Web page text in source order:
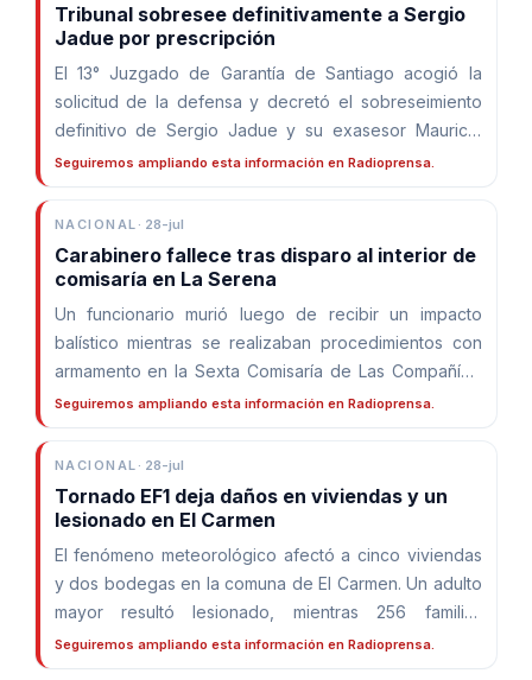
Tribunal sobresee definitivamente a Sergio
Jadue por prescripción
El 13° Juzgado de Garantía de Santiago acogió la
solicitud de la defensa y decretó el sobreseimiento
definitivo de Sergio Jadue y su exasesor Mauricio
Etcheverry por prescripción de la acción penal.
Seguiremos ampliando esta información en Radioprensa.
NACIONAL · 28-jul
Carabinero fallece tras disparo al interior de
comisaría en La Serena
Un funcionario murió luego de recibir un impacto
balístico mientras se realizaban procedimientos con
armamento en la Sexta Comisaría de Las Compañías.
La Fiscalía Militar investiga las circunstancias del
hecho.
Seguiremos ampliando esta información en Radioprensa.
NACIONAL · 28-jul
Tornado EF1 deja daños en viviendas y un
lesionado en El Carmen
El fenómeno meteorológico afectó a cinco viviendas
y dos bodegas en la comuna de El Carmen. Un adulto
mayor resultó lesionado, mientras 256 familias
quedaron sin suministro eléctrico.
Seguiremos ampliando esta información en Radioprensa.